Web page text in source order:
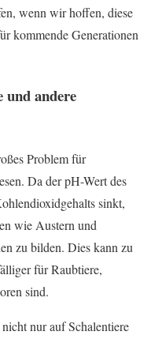
wenn wir hoffen, diese
kommende Generationen
und andere
Problem für
Da der pH-Wert des
sinkt,
wie Austern und
zu bilden. Dies kann zu
für Raubtiere,
sind.
nur auf Schalentiere